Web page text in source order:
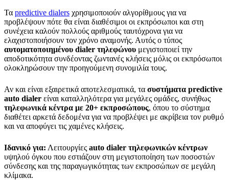
Τα predictive dialers χρησιμοποιούν αλγορίθμους για να
προβλέψουν πότε θα είναι διαθέσιμοι οι εκπρόσωποι και στη
συνέχεια καλούν πολλούς αριθμούς ταυτόχρονα για να
ελαχιστοποιήσουν τον χρόνο αναμονής. Αυτός ο τύπος
αυτοματοποιημένου dialer τηλεφώνου μεγιστοποιεί την
αποδοτικότητα συνδέοντας ζωντανές κλήσεις μόλις οι εκπρόσωποι
ολοκληρώσουν την προηγούμενη συνομιλία τους.
Αν και είναι εξαιρετικά αποτελεσματικά, τα συστήματα predictive
auto dialer είναι καταλληλότερα για μεγάλες ομάδες, συνήθως
τηλεφωνικά κέντρα με 20+ εκπροσώπους, όπου το σύστημα
διαθέτει αρκετά δεδομένα για να προβλέψει με ακρίβεια τον ρυθμό
και να αποφύγει τις χαμένες κλήσεις.
Ιδανικό για: Λειτουργίες auto dialer τηλεφωνικών κέντρων
υψηλού όγκου που εστιάζουν στη μεγιστοποίηση των ποσοστών
σύνδεσης και της παραγωγικότητας των εκπροσώπων σε μεγάλη
κλίμακα.